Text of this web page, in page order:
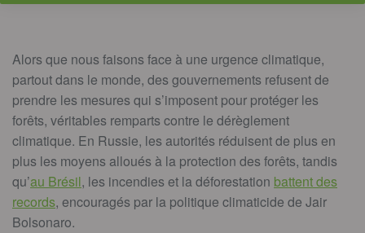
Alors que nous faisons face à une urgence climatique,
partout dans le monde, des gouvernements refusent de
prendre les mesures qui s’imposent pour protéger les
forêts, véritables remparts contre le dérèglement
climatique. En Russie, les autorités réduisent de plus en
plus les moyens alloués à la protection des forêts, tandis
qu’au Brésil, les incendies et la déforestation battent des
records, encouragés par la politique climaticide de Jair
Bolsonaro.